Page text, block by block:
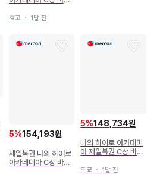
놋코 세트
효고・ 1달 전
5%154,193원
제일복권 나의 히어로
아카데미아 C상 바쿠
5%148,734원
나의 히어로 아카데미
아 제일복권 C상 바쿠
도쿄 ・ 1달 전